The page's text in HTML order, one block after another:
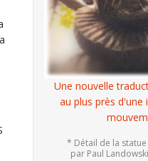
Une nouvelle
au plus près d'une
* Détail de la
par Paul